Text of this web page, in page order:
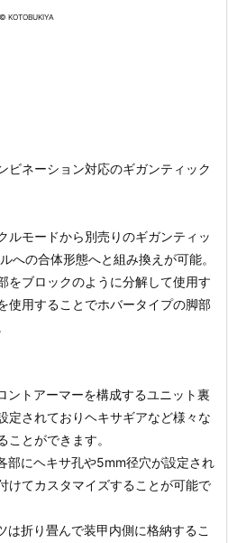
© KOTOBUKIYA
ビネーション対応のギガンティック
ルモードから別売りのギガンティッ
への合体形態へと組み換えが可能。
をブロックのように分解して使用す
使用することでホバータイプの脚部
トアーマーを構成するユニット裏
定されておりヘキサギアなど様々な
とができます。
部にヘキサ孔や5mm径穴が設定され
けてカスタマイズすることが可能で
折り畳んで装甲内側に格納するこ